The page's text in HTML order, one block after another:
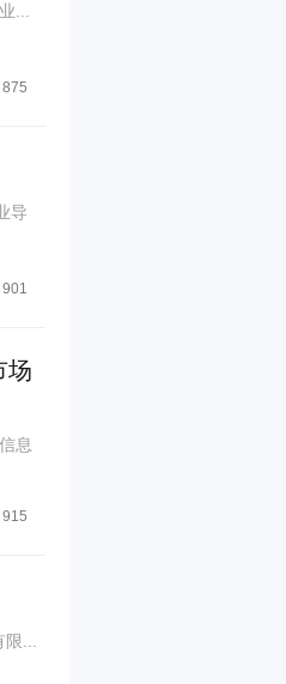
...
875
导
901
场
息
915
...